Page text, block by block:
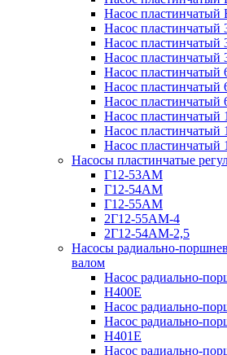
Насос пластинчатый
Насос пластинчатый
Насос пластинчатый
Насос пластинчатый
Насос пластинчатый
Насос пластинчатый
Насос пластинчатый
Насос пластинчатый
Насос пластинчатый
Насос пластинчатый
Насосы пластинчатые
Г12-53АМ
Г12-54АМ
Г12-55АМ
2Г12-55АМ-4
2Г12-54АМ-2,5
Насосы радиально-
валом
Насос радиально-
Н400Е
Насос радиально-
Насос радиально-
Н401Е
Насос радиально-